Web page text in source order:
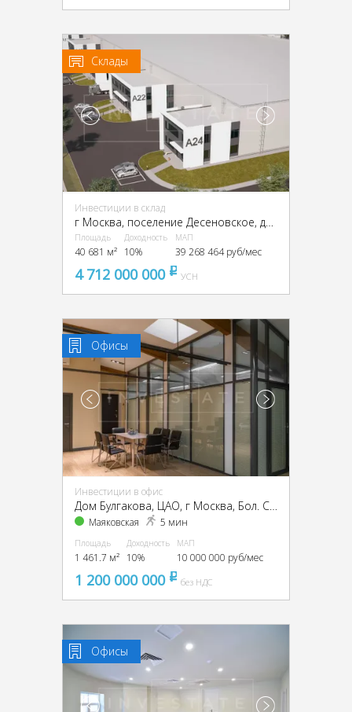
Склады
Инвестиции в склад
Площадь
40 681 м²
Доходность
10%
МАП
39 268 464 руб/мес
4 712 000 000 pуб
УСН
Офисы
Инвестиции в офис
Дом Булгакова, ЦАО, г Москва, Бол. Садовая ул., 10
Маяковская 5 мин
Площадь
1 461.7 м²
Доходность
10%
МАП
10 000 000 руб/мес
1 200 000 000 pуббез НДС
Офисы